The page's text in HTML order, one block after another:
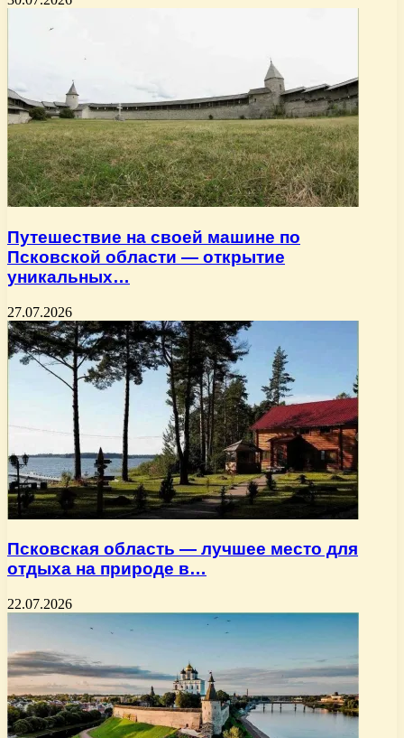
Путешествие на своей машине по
Псковской области — открытие
уникальных…
27.07.2026
Псковская область — лучшее место для
отдыха на природе в…
22.07.2026